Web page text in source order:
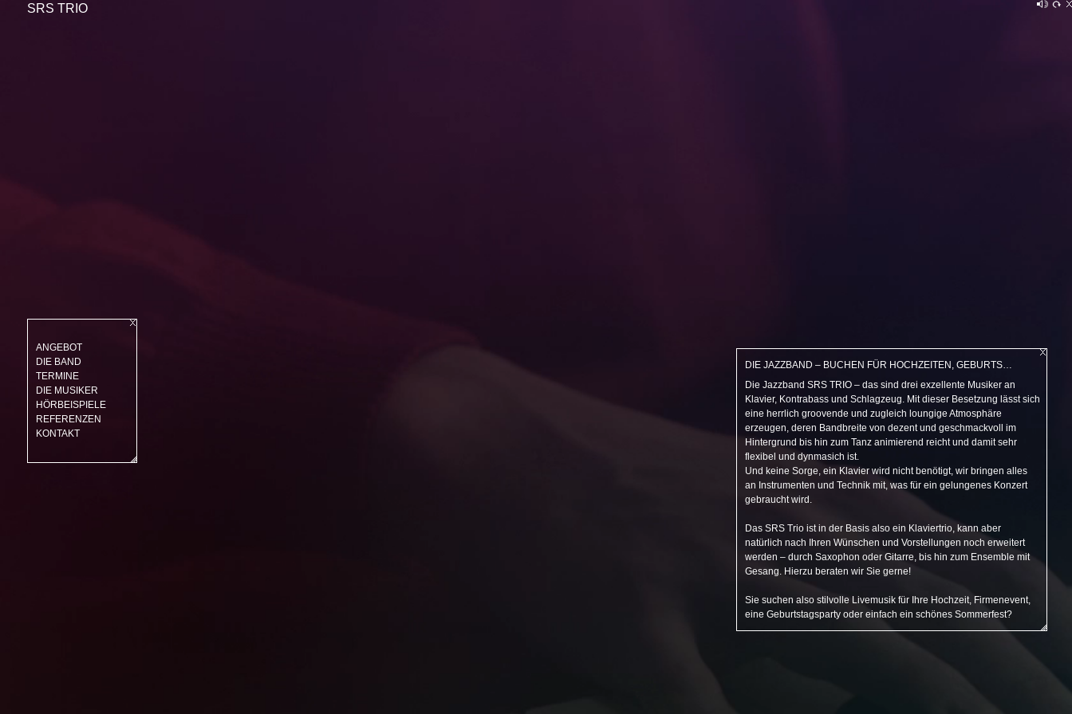
SRS TRIO
DIE JAZZBAND – BUCHEN FÜR HOCHZEITEN, GEBURTSTAGSFEIERN UND FIRMENEVENTS
Die Jazzband SRS TRIO – das sind drei exzellente Musiker an
Klavier, Kontrabass und Schlagzeug. Mit dieser Besetzung lässt sich
eine herrlich groovende und zugleich loungige Atmosphäre
erzeugen, deren Bandbreite von dezent und geschmackvoll im
Hintergrund bis hin zum Tanz animierend reicht und damit sehr
flexibel und dynmasich ist.
Und keine Sorge, ein Klavier wird nicht benötigt, wir bringen alles
an Instrumenten und Technik mit, was für ein gelungenes Konzert
gebraucht wird.
Das SRS Trio ist in der Basis also ein Klaviertrio, kann aber
natürlich nach Ihren Wünschen und Vorstellungen noch erweitert
werden – durch Saxophon oder Gitarre, bis hin zum Ensemble mit
Gesang. Hierzu beraten wir Sie gerne!
Sie suchen also stilvolle Livemusik für Ihre Hochzeit, Firmenevent,
eine Geburtstagsparty oder einfach ein schönes Sommerfest?
ANGEBOT
DIE BAND
TERMINE
DIE MUSIKER
HÖRBEISPIELE
REFERENZEN
KONTAKT